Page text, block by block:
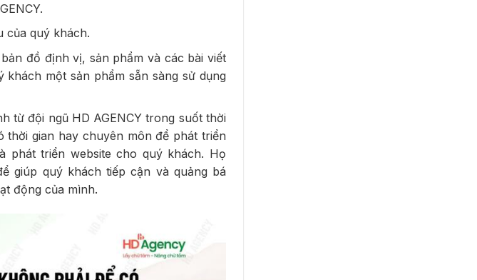
của quý khách.
đồ định vị, sản phẩm và các bài viết
một sản phẩm sẵn sàng sử dụng
từ đội ngũ HD AGENCY trong suốt thời
thời gian hay chuyên môn để phát triển
phát triển website cho quý khách. Họ
giúp quý khách tiếp cận và quảng bá
động của mình.